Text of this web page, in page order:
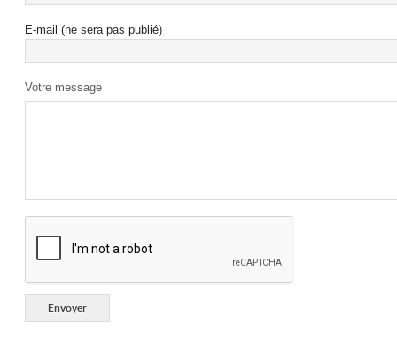
E-mail (ne sera pas publié)
Votre message